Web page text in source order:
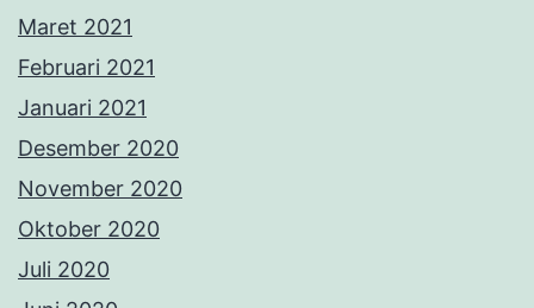
Maret 2021
Februari 2021
Januari 2021
Desember 2020
November 2020
Oktober 2020
Juli 2020